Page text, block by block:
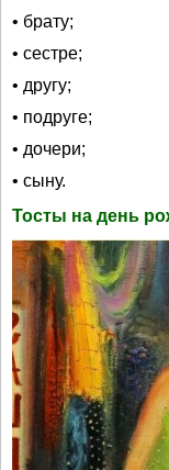
• брату;
• сестре;
• другу;
• подруге;
• дочери;
• сыну.
Тосты на день